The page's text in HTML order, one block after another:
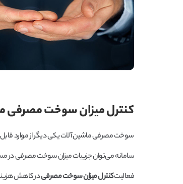
کنترل میزان سوخت مصرفی
سوخت مصرفی ماشین آلات یکی دیگر از موارد
سامانه می‌توان جزییات میزان سوخت مصرفی در
فعالیتکنترل میزان سوخت مصرفیدر کاهش